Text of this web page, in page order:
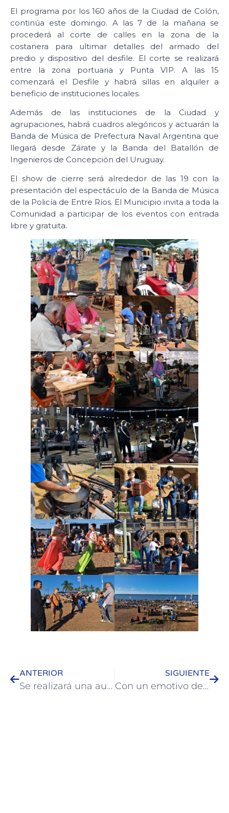
El programa por los 160 años de la Ciudad de Colón,
continúa este domingo. A las 7 de la mañana se
procederá al corte de calles en la zona de la
costanera para ultimar detalles del armado del
predio y dispositivo del desfile. El corte se realizará
entre la zona portuaria y Punta VIP. A las 15
comenzará el Desfile y habrá sillas en alquiler a
beneficio de instituciones locales.
Además de las instituciones de la Ciudad y
agrupaciones, habrá cuadros alegóricos y actuarán la
Banda de Música de Prefectura Naval Argentina que
llegará desde Zárate y la Banda del Batallón de
Ingenieros de Concepción del Uruguay.
El show de cierre será alrededor de las 19 con la
presentación del espectáculo de la Banda de Música
de la Policía de Entre Ríos. El Municipio invita a toda la
Comunidad a participar de los eventos con entrada
libre y gratuita.
ANTERIOR
Se realizará una audiencia pública sobre la Reserva “Río de los Pájaros”
SIGUIENTE
Con un emotivo desfile y un show musical culminaron los festejos en Colón